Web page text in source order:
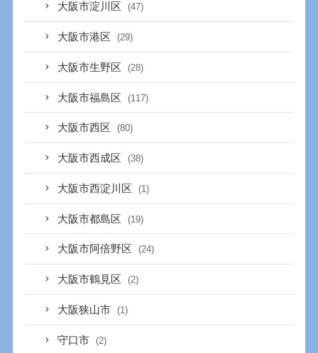
大阪市淀川区 (47)
大阪市港区 (29)
大阪市生野区 (28)
大阪市福島区 (117)
大阪市西区 (80)
大阪市西成区 (38)
大阪市西淀川区 (1)
大阪市都島区 (19)
大阪市阿倍野区 (24)
大阪市鶴見区 (2)
大阪狭山市 (1)
守口市 (2)